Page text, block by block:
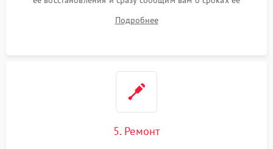
Подробнее
5. Ремонт